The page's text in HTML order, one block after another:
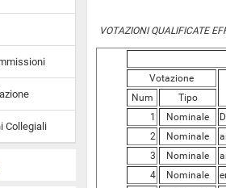
Collegiali
VOTAZIONI QUALIFICATE
Votazione
Num
Tipo
1
Nominale
2
Nominale
3
Nominale
4
Nominale